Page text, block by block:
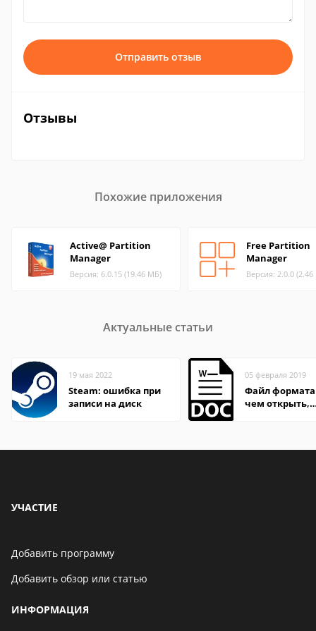
Отправить отзыв
Отзывы
Похожие приложения
Active@ Partition
Manager
Версия: 6.0.15 (19.46 МБ)
Free Partition
Manager
Версия: 2.0.0
Актуальные статьи
19 мая 2022
Steam: ошибка при
записи на диск
05 февраля 2019
Файл формата
чем открыть,
УЧАСТИЕ
Добавить программу
Добавить обзор или статью
ИНФОРМАЦИЯ